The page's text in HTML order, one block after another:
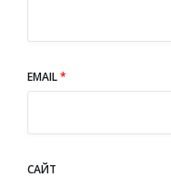
EMAIL*
САЙТ